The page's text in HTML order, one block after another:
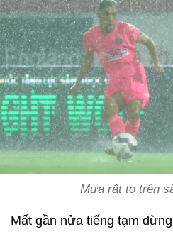
Mưa rất to trên
Mất gần nửa tiếng tạm